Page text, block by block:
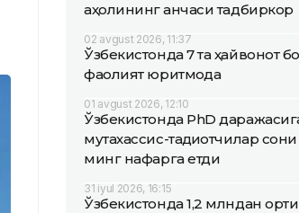
аҳолининг қанчаси тадбиркор
02 avgust 2026, 11:37
Ўзбекистонда 7 та ҳайвонот
фаолият юритмоқда
01 avgust 2026, 12:10
Ўзбекистонда PhD
мутахассис-тадқиқотчилар сони
минг нафарга етди
31 iyul 2026, 16:15
Ўзбекистонда 1,2 млндан ортиқ